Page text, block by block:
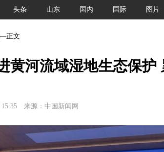
头条 山东 国内 国际 图片
—正文
黄河流域湿地生态保护
15:35 来源：中国新闻网